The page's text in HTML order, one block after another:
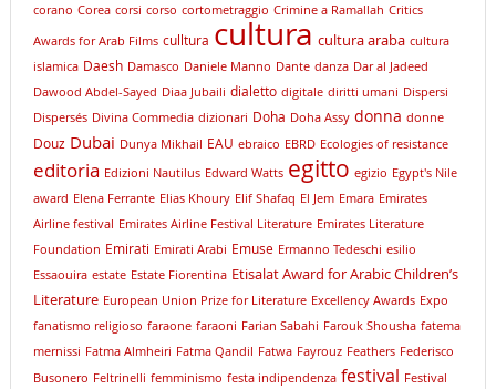
corano Corea corsi corso cortometraggio Crimine a Ramallah Critics
Awards for Arab Films culltura cultura cultura araba cultura
islamica Daesh Damasco Daniele Manno Dante danza Dar al Jadeed
Dawood Abdel-Sayed Diaa Jubaili dialetto digitale diritti umani Dispersi
Dispersés Divina Commedia dizionari Doha Doha Assy donna donne
Douz Dubai Dunya Mikhail EAU ebraico EBRD Ecologies of resistance
editoria Edizioni Nautilus Edward Watts egitto egizio Egypt's Nile
award Elena Ferrante Elias Khoury Elif Shafaq El Jem Emara Emirates
Airline festival Emirates Airline Festival Literature Emirates Literature
Foundation Emirati Emirati Arabi Emuse Ermanno Tedeschi esilio
Essaouira estate Estate Fiorentina Etisalat Award for Arabic Children’s
Literature European Union Prize for Literature Excellency Awards Expo
fanatismo religioso faraone faraoni Farian Sabahi Farouk Shousha fatema
mernissi Fatma Almheiri Fatma Qandil Fatwa Fayrouz Feathers Federisco
Busonero Feltrinelli femminismo festa indipendenza festival Festival